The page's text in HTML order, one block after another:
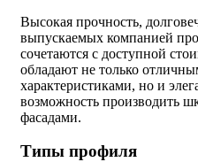
Высокая прочность,
выпускаемых компанией
сочетаются с доступной
обладают не только
характеристиками, но и
возможность производить
фасадами.
Типы профиля